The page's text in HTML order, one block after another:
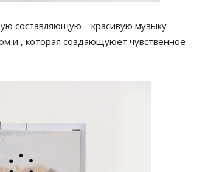
составляющую – красивую музыку
и , которая создающуюет чувственное